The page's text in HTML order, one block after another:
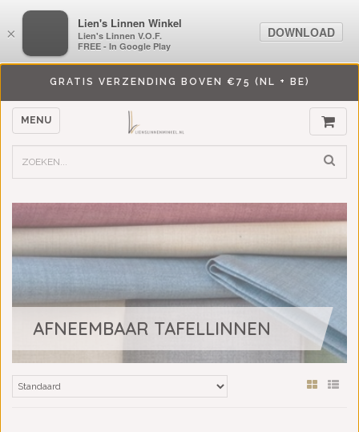
GRATIS VERZENDING BOVEN €75 (NL + BE)
MENU
AFNEEMBAAR TAFELLINNEN
×
LiensLinnenwinkel.nl
Lien's Linnen V.O.F.
FREE - In Google Play
DOWNLOAD
×
Lien's Linnen Winkel
Lien's Linnen V.O.F.
FREE - In Google Play
DOWNLOAD